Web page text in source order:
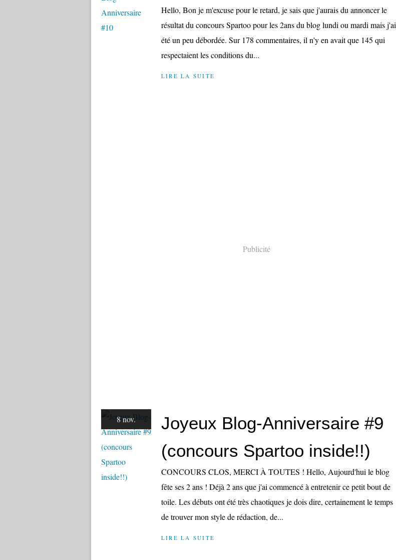
Hello, Bon je m'excuse pour le retard, je sais que j'aurais du annoncer le
résultat du concours Spartoo pour les 2ans du blog lundi ou mardi mais j'ai
été un peu débordée. Sur 178 commentaires, il n'y en avait que 145 qui
respectaient les conditions du...
LIRE LA SUITE
Publicité
8 nov.
Joyeux Blog-Anniversaire #9
(concours Spartoo inside!!)
CONCOURS CLOS, MERCI À TOUTES ! Hello, Aujourd'hui le blog
fête ses 2 ans ! Déjà 2 ans que j'ai commencé à entretenir ce petit bout de
toile. Les débuts ont été très chaotiques je dois dire, certainement le temps
de trouver mon style de rédaction, de...
LIRE LA SUITE